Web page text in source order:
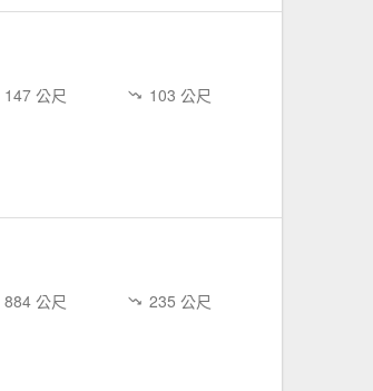
147 公尺
103 公尺
884 公尺
235 公尺